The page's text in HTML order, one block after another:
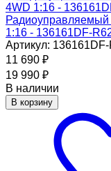
Радиоуправляемый
1:16 - 136161DF-
Артикул: 136161DF-
11 690 ₽
19 990 ₽
В наличии
В корзину